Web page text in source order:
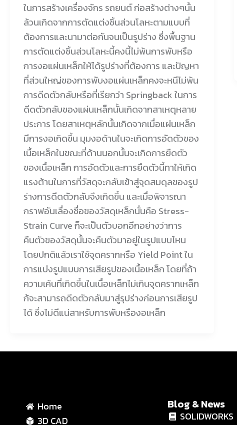
ในการสร้างเครื่องจักร รถยนต์ ก่อสร้างต่างๆนั้น
ล้วนเกิดจากการตัดแต่งชิ้นส่วนโลหะตามแบบที่
ต้องการและนามาต่อกันจนเป็นรูปร่าง ซึ่งพื้นฐาน
การตัดแต่งชิ้นส่วนโลหะนี้คงนี้ไม่พ้นการพับหรือ
การงอแผ่นเหล็กให้ได้รูปร่างที่ต้องการ และปัญหา
ที่ส่วนใหญ่ของการพับงอแผ่นเหล็กคงจะหนีไม่พ้น
การดีดตัวกลับหรือที่เรียกว่า Springback ในการ
ดีดตัวกลับของแผ่นเหล็กนั้นเกิดจากสาเหตุหลาย
ประการ โดยสาเหตุหลักนั้นเกิดจากเมื่อแผ่นเหล็ก
มีการงอเกิดขึ้น มุมงอด้านในจะเกิดการอัดตัวของ
เนื้อเหล็กในขณะที่ด้านนอกนั้นจะเกิดการยืดตัว
ของเนื้อเหล็ก การอัดตัวและการยืดตัวนี้ทาให้เกิด
แรงต้านในการที่วัสดุจะกลับเข้าสู่จุดสมดุลของรูป
ร่างการดีดตัวกลับจึงเกิดขึ้น และเมื่อพิจารณา
กราฟอันเลื่องชื่อของวัสดุเหล็กนั่นคือ Stress-
Strain Curve ก็จะเป็นตัวบอกอีกอย่างว่าการ
คืนตัวของวัสดุนั้นจะคืนตัวมาอยู่ในรูปแบบไหน
โดยปกติแล้วเราใช้จุดครากหรือ Yield Point ใน
การแบ่งรูปแบบการเสียรูปของเนื้อเหล็ก โดยที่ถ้า
ความเค้นที่เกิดขึ้นในเนื้อเหล็กไม่เกินจุดครากเหล็ก
ก้จะสามารถดีดตัวกลับมาสู่รุปร่างก่อนการเสียรูป
ได้ ซึ่งไม่ดีแน่สาหรับการพับหรืองอเหล็ก
Home
3D CAD
Blog & News
SOLIDWORKS